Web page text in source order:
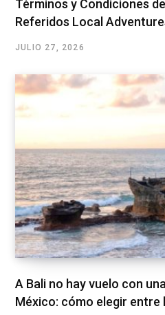
Términos y Condiciones
Referidos Local
JULIO 27, 2026
A Bali no hay vuelo con
México: cómo elegir entre